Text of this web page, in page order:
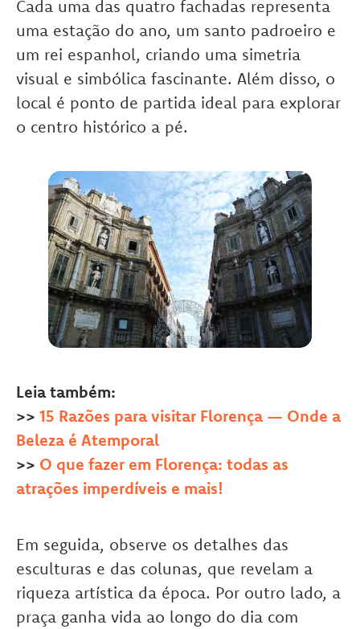
Cada uma das quatro fachadas representa
uma estação do ano, um santo padroeiro e
um rei espanhol, criando uma simetria
visual e simbólica fascinante. Além disso, o
local é ponto de partida ideal para explorar
o centro histórico a pé.
Leia também:
>> 15 Razões para visitar Florença — Onde a
Beleza é Atemporal
>> O que fazer em Florença: todas as
atrações imperdíveis e mais!
Em seguida, observe os detalhes das
esculturas e das colunas, que revelam a
riqueza artística da época. Por outro lado, a
praça ganha vida ao longo do dia com